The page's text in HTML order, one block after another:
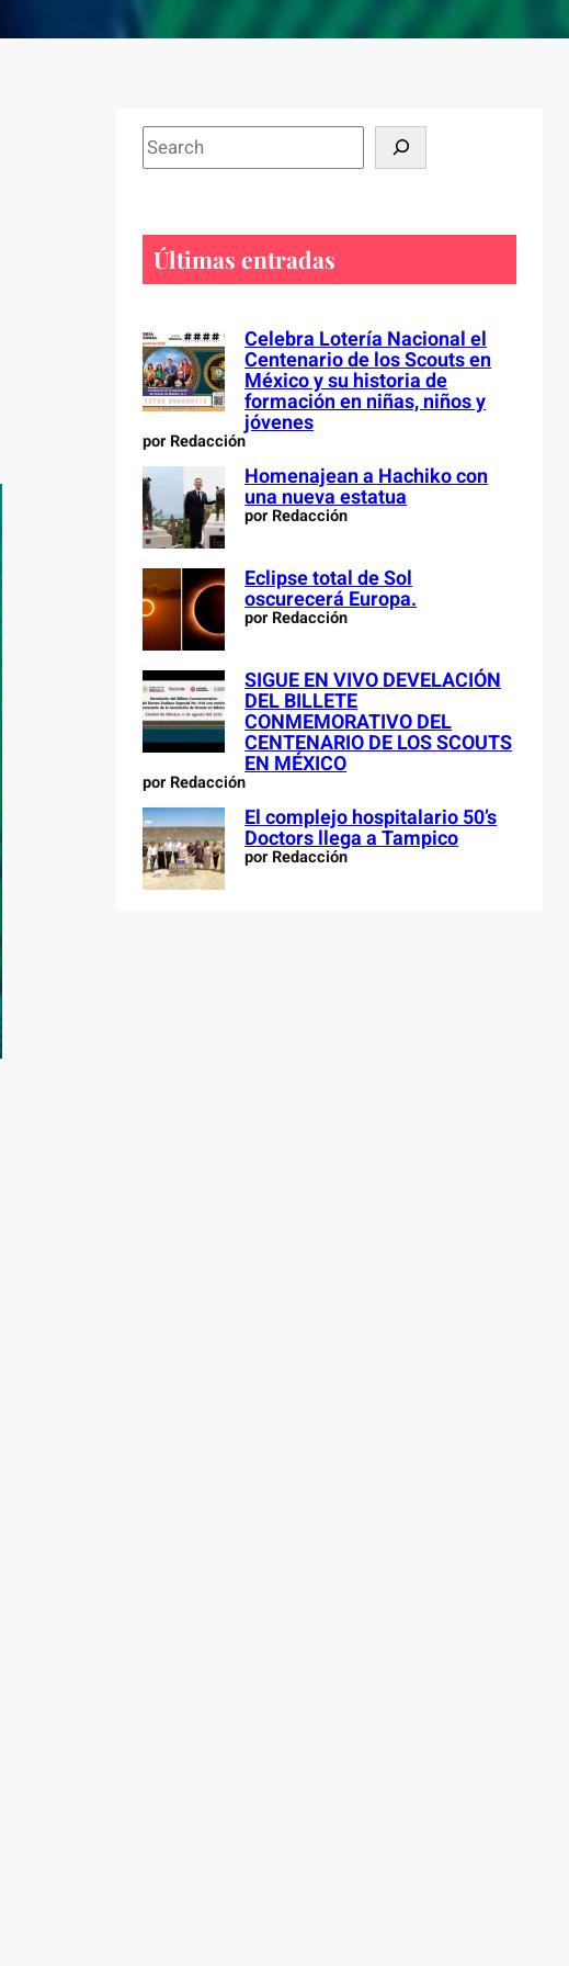
S
e
h
Últimas entradas
Celebra Lotería Nacional el
Centenario de los Scouts en
México y su historia de
formación en niñas, niños y
jóvenes
por Redacción
Homenajean a Hachiko con
una nueva estatua
por Redacción
Eclipse total de Sol
oscurecerá Europa.
por Redacción
SIGUE EN VIVO DEVELACIÓN
DEL BILLETE
CONMEMORATIVO DEL
CENTENARIO DE LOS SCOUTS
EN MÉXICO
por Redacción
El complejo hospitalario 50’s
Doctors llega a Tampico
por Redacción